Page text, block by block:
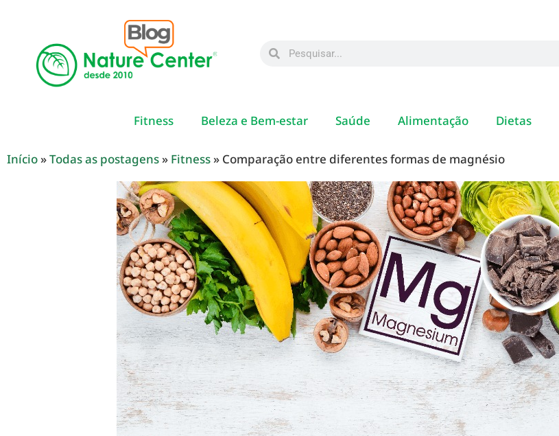
Fitness Beleza e Bem-estar Saúde Alimentação Dietas
Início »Todas as postagens » Fitness » Comparação entre diferentes formas de magnésio